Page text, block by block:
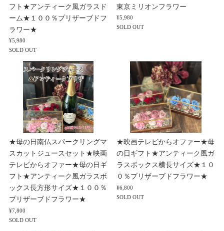
フト★アンティーク風ガラスド
ーム★１００％プリザーブドフ
ラワー★
¥5,980
SOLD OUT
東京ミリオンフラワー
¥5,980
SOLD OUT
★母の日南仏スパークリングマ
スカットジュースセット★映画
テレビからオファー★母の日ギ
フト★アンティーク風ガラスボ
ックス長方形サイズ★１００％
プリザーブドフラワー★
¥7,800
SOLD OUT
★映画テレビからオファー★母
の日ギフト★アンティーク風ガ
ラスボックス横長サイズ★１０
０％プリザーブドフラワー★
¥6,800
SOLD OUT